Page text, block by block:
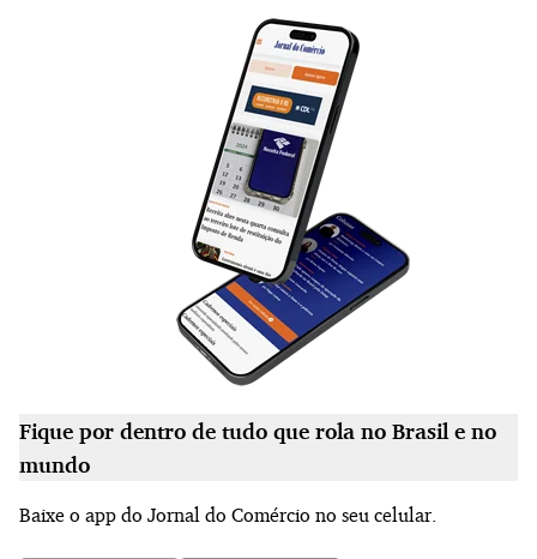
Fique por dentro de tudo que rola no Brasil e no
mundo
Baixe o app do Jornal do Comércio no seu celular.